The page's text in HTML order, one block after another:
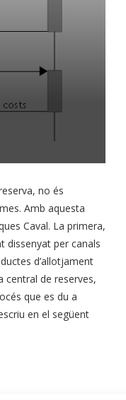
no és
Amb aquesta
Caval. La primera,
dissenyat per canals
d’allotjament
central de reserves,
que es du a
en el següent